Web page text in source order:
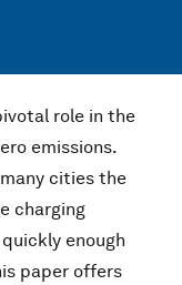
role in the
emissions.
cities the
charging
enough
paper offers